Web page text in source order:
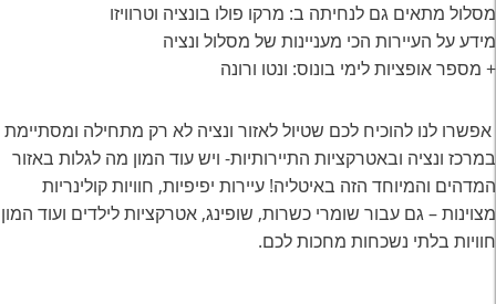
מסלול מתאים גם לנחיתה ב: מרקו פולו בונציה וטרוויזו
מידע על העיירות הכי מעניינות של מסלול ונציה
+ מספר אופציות לימי בונוס: ונטו ורונה
אפשרו לנו להוכיח לכם שטיול לאזור ונציה לא רק מתחילה ומסתיימת
במרכז ונציה ובאטרקציות התיירותיות- ויש עוד המון מה לגלות באזור
המדהים והמיוחד הזה באיטליה! עיירות יפיפיות, חוויות קולינריות
מצוינות – גם עבור שומרי כשרות, שופינג, אטרקציות לילדים ועוד המון
חוויות בלתי נשכחות מחכות לכם.